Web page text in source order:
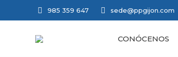
985 359 647 sede@ppgijon.com
CONÓCENOS